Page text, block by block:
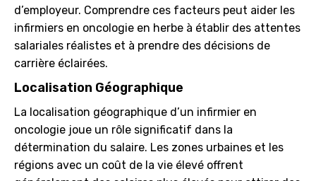
d’employeur. Comprendre ces facteurs peut aider les
infirmiers en oncologie en herbe à établir des attentes
salariales réalistes et à prendre des décisions de
carrière éclairées.
Localisation Géographique
La localisation géographique d’un infirmier en
oncologie joue un rôle significatif dans la
détermination du salaire. Les zones urbaines et les
régions avec un coût de la vie élevé offrent